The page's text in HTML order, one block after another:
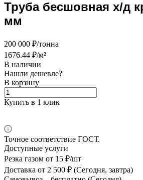
Труба бесшовная х/д
мм
200 000 ₽/тонна
1676.44 ₽/м²
В наличии
Нашли дешевле?
В корзину
Купить в 1 клик
Точное соответствие ГОСТ.
Доступные услуги
Резка газом от 15 ₽/шт
Доставка от 2 500 ₽ (Сегодня, завтра)